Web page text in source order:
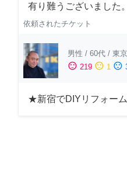
有り難うございました。
依頼されたチケット
男性 / 60代 / 東
sentiment_satisfied 219 sentiment_neutral 1 sentiment_dissatisfied
★新宿でDIYリフォー